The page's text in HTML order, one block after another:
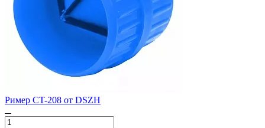
Ример CT-208 от DSZH